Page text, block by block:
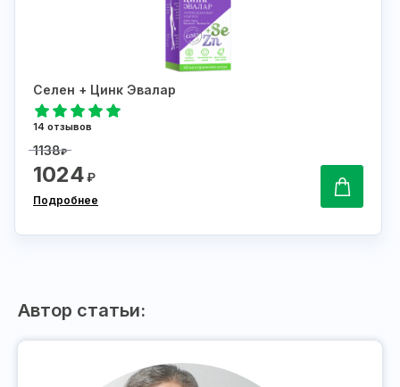
Селен + Цинк Эвалар
14 отзывов
1138₽
1024₽
Подробнее
Автор статьи: